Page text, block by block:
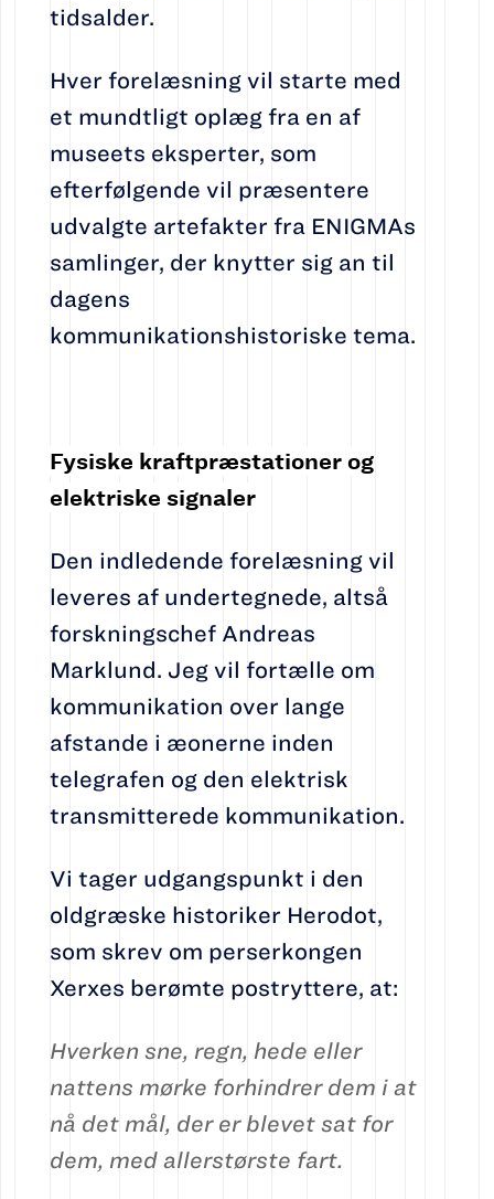
tidsalder.
Hver forelæsning vil starte med
et mundtligt oplæg fra en af
museets eksperter, som
efterfølgende vil præsentere
udvalgte artefakter fra ENIGMAs
samlinger, der knytter sig an til
dagens
kommunikationshistoriske tema.
Fysiske kraftpræstationer og
elektriske signaler
Den indledende forelæsning vil
leveres af undertegnede, altså
forskningschef Andreas
Marklund. Jeg vil fortælle om
kommunikation over lange
afstande i æonerne inden
telegrafen og den elektrisk
transmitterede kommunikation.
Vi tager udgangspunkt i den
oldgræske historiker Herodot,
som skrev om perserkongen
Xerxes berømte postryttere, at:
Hverken sne, regn, hede eller
nattens mørke forhindrer dem i at
nå det mål, der er blevet sat for
dem, med allerstørste fart.